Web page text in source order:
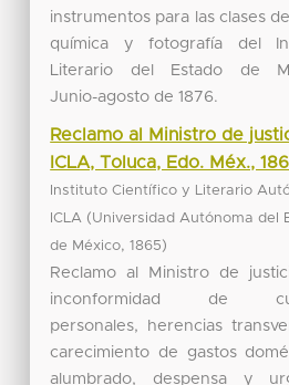
instrumentos para las clases
química y fotografía del
Literario del Estado de
Junio-agosto de 1876.
Reclamo al Ministro de
ICLA, Toluca, Edo. Méx.,
Instituto Científico y Literario
ICLA (Universidad Autónoma del
de México,1865)
Reclamo al Ministro de
inconformidad de
personales, herencias
carecimiento de gastos
alumbrado, despensa y